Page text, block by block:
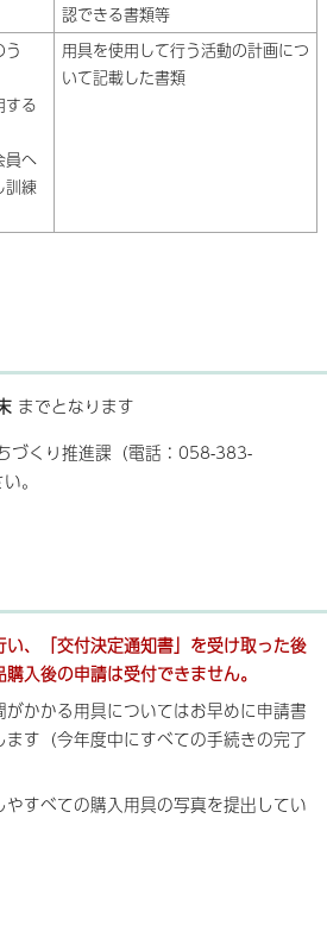
認できる書類等
する
員へ
訓練
用具を使用して行う活動の計画につ
いて記載した書類
までとなります
づくり推進課（電話：058-383-
。
、「交付決定通知書」を受け取った後
入後の申請は受付できません。
かかる用具についてはお早めに申請書
す（今年度中にすべての手続きの完了
すべての購入用具の写真を提出してい